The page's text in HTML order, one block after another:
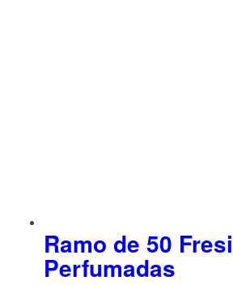
Ramo de 50
Perfumadas